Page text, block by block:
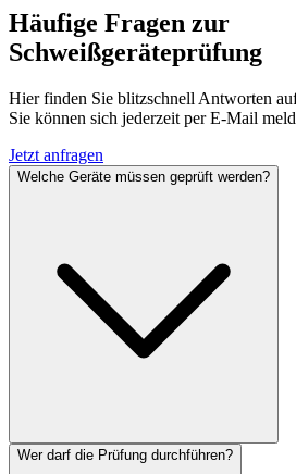
Häufige Fragen zur
Schweißgeräteprüfung
Hier finden Sie blitzschnell Antworten
Sie können sich jederzeit per E-Mail
Jetzt anfragen
Welche Geräte müssen geprüft werden?
Wer darf die Prüfung durchführen?